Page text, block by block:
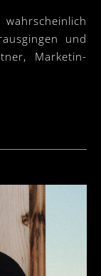
und
Marketin-